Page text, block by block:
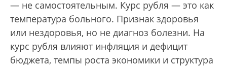
— не самостоятельным. Курс рубля — это как
температура больного. Признак здоровья
или нездоровья, но не диагноз болезни. На
курс рубля влияют инфляция и дефицит
бюджета, темпы роста экономики и структура